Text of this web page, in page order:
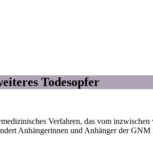
Todesopfer
Verfahren, das vom
Anhängerinnen und Anhänger der